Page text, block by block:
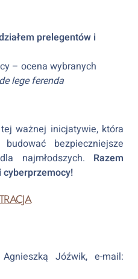
prelegentów i
– ocena wybranych
de lege ferenda
ważnej inicjatywie, która
bezpieczniejsze
najmłodszych. Razem
cyberprzemocy!
Jóźwik, e-mail: